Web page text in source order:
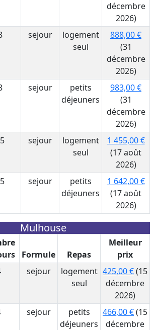
décembre
2026)
sejour
logement
seul
888,00 €
(31
décembre
2026)
sejour
petits
déjeuners
983,00 €
(31
décembre
2026)
sejour
logement
seul
1 455,00 €
(17 août
2026)
sejour
petits
déjeuners
1 642,00 €
(17 août
2026)
Mulhouse
Formule Repas
Meilleur
prix
sejour
logement
seul
425,00 €(15
décembre
2026)
sejour
petits
déjeuners
466,00 €(15
décembre